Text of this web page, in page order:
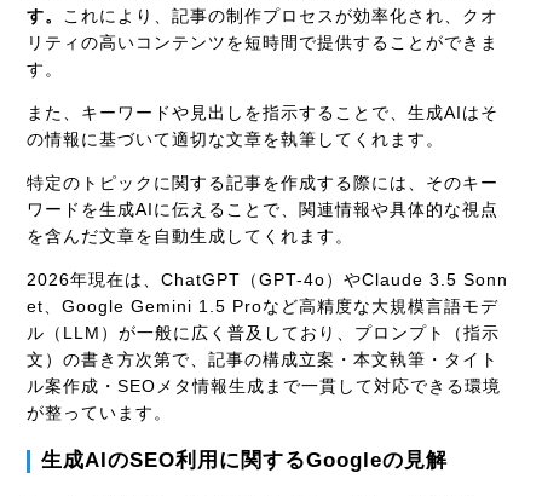
す。
これにより、記事の制作プロセスが効率化され、クオ
リティの高いコンテンツを短時間で提供することができま
す。
また、キーワードや見出しを指示することで、生成AIはそ
の情報に基づいて適切な文章を執筆してくれます。
特定のトピックに関する記事を作成する際には、そのキー
ワードを生成AIに伝えることで、関連情報や具体的な視点
を含んだ文章を自動生成してくれます。
2026年現在は、ChatGPT（GPT-4o）やClaude 3.5 Sonn
et、Google Gemini 1.5 Proなど高精度な大規模言語モデ
ル（LLM）が一般に広く普及しており、プロンプト（指示
文）の書き方次第で、記事の構成立案・本文執筆・タイト
ル案作成・SEOメタ情報生成まで一貫して対応できる環境
が整っています。
生成AIのSEO利用に関するGoogleの見解